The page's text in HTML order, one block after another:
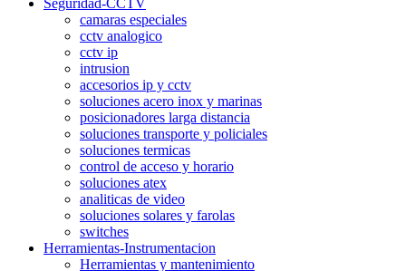
Seguridad-CCTV
camaras especiales
cctv analogico
cctv ip
intrusion
accesorios ip y cctv
soluciones acero inox y marinas
posicionadores larga distancia
soluciones transporte y policiales
soluciones termicas
control de acceso y horario
soluciones atex
analiticas de video
soluciones solares y farolas
switches
Herramientas-Instrumentacion
Herramientas y mantenimiento